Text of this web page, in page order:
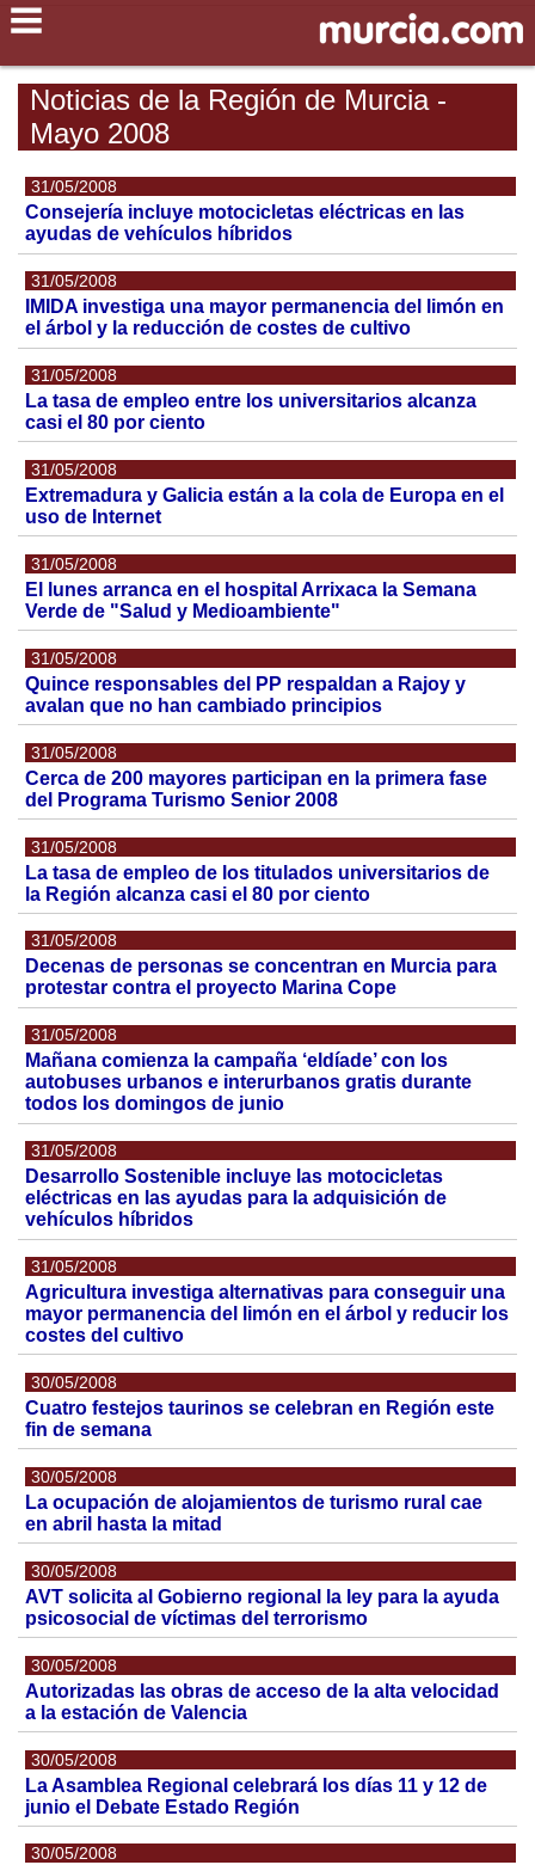
Noticias de la Región de Murcia -
Mayo 2008
31/05/2008
Consejería incluye motocicletas eléctricas en las
ayudas de vehículos híbridos
31/05/2008
IMIDA investiga una mayor permanencia del limón en
el árbol y la reducción de costes de cultivo
31/05/2008
La tasa de empleo entre los universitarios alcanza
casi el 80 por ciento
31/05/2008
Extremadura y Galicia están a la cola de Europa en el
uso de Internet
31/05/2008
El lunes arranca en el hospital Arrixaca la Semana
Verde de "Salud y Medioambiente"
31/05/2008
Quince responsables del PP respaldan a Rajoy y
avalan que no han cambiado principios
31/05/2008
Cerca de 200 mayores participan en la primera fase
del Programa Turismo Senior 2008
31/05/2008
La tasa de empleo de los titulados universitarios de
la Región alcanza casi el 80 por ciento
31/05/2008
Decenas de personas se concentran en Murcia para
protestar contra el proyecto Marina Cope
31/05/2008
Mañana comienza la campaña ‘eldíade’ con los
autobuses urbanos e interurbanos gratis durante
todos los domingos de junio
31/05/2008
Desarrollo Sostenible incluye las motocicletas
eléctricas en las ayudas para la adquisición de
vehículos híbridos
31/05/2008
Agricultura investiga alternativas para conseguir una
mayor permanencia del limón en el árbol y reducir los
costes del cultivo
30/05/2008
Cuatro festejos taurinos se celebran en Región este
fin de semana
30/05/2008
La ocupación de alojamientos de turismo rural cae
en abril hasta la mitad
30/05/2008
AVT solicita al Gobierno regional la ley para la ayuda
psicosocial de víctimas del terrorismo
30/05/2008
Autorizadas las obras de acceso de la alta velocidad
a la estación de Valencia
30/05/2008
La Asamblea Regional celebrará los días 11 y 12 de
junio el Debate Estado Región
30/05/2008